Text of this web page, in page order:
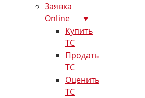
Заявка
Online ▼
Купить
ТС
Продать
ТС
Оценить
ТС